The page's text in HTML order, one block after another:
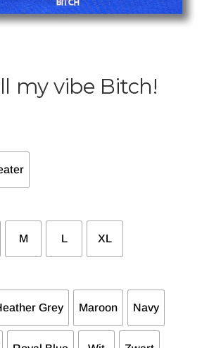
my vibe Bitch!
M L XL
Grey Maroon Navy